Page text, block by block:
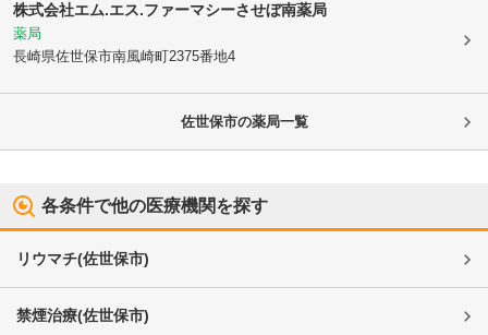
株式会社エム.エス.ファーマシーさせぼ南薬局
薬局
長崎県佐世保市南風崎町2375番地4
佐世保市の薬局一覧
各条件で他の医療機関を探す
リウマチ(佐世保市)
禁煙治療(佐世保市)